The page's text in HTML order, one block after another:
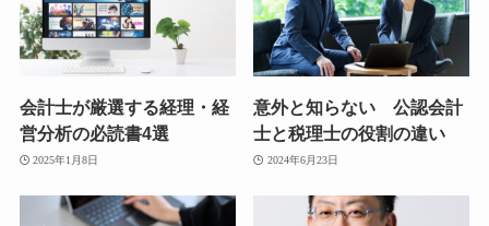
会計士が厳選する経理・経
営分析の必読書4選
2025年1月8日
意外と知らない 公認会計
士と税理士の役割の違い
2024年6月23日